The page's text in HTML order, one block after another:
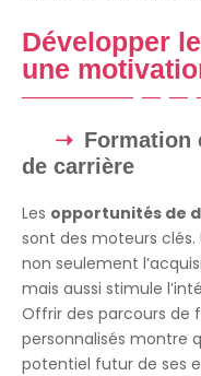
Développer
une
Formation
de carrière
Les opportunités de
sont des moteurs clés.
non seulement
mais aussi stimule
Offrir des parcours de
personnalisés montre
potentiel futur de ses